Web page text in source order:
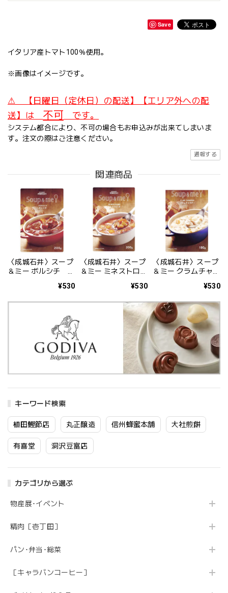
キーワード検索
植田鰹節店 丸正醸造 信州蜂蜜本舗 大社煎餅
有喜堂 洞沢豆富店
カテゴリから選ぶ
物産展･イベント
精肉［壱丁田］
パン･弁当･総菜
［キャラバンコーヒー］
Save
イタリア産トマト100％使用。
※画像はイメージです。
⚠ 【日曜日（定休日）の配送】【エリア外への配
送】は 不可 です。
システム都合により、不可の場合もお申込みが出来てしまいま
す。注文の際はご注意ください。
通報する
関連商品
〈成城石井〉スープ
＆ミー ボルシチ
¥530
〈成城石井〉スープ
＆ミー ミネストロー
¥530
〈成城石井〉スープ
＆ミー クラムチャウ
¥530